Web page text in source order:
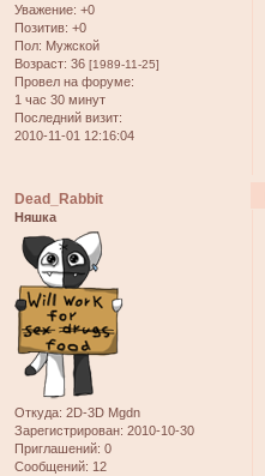
Уважение: +0
Позитив: +0
Пол: Мужской
Возраст: 36 [1989-11-25]
Провел на форуме:
1 час 30 минут
Последний визит:
2010-11-01 12:16:04
Dead_Rabbit
Няшка
Откуда: 2D-3D Mgdn
Зарегистрирован: 2010-10-30
Приглашений: 0
Сообщений: 12